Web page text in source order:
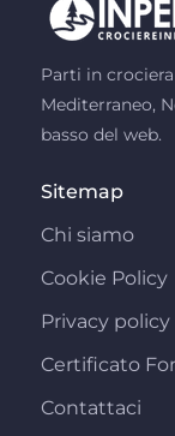
Parti in
Mediterraneo,
basso del web.
Sitemap
Chi siamo
Cookie Policy
Privacy policy
Certificato
Contattaci